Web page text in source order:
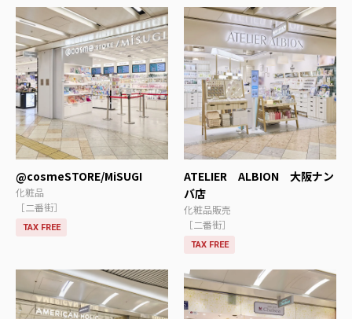
@cosmeSTORE/MiSUGI
化粧品
［二番街］
TAX FREE
ATELIER ALBION 大阪ナン
バ店
化粧品販売
［二番街］
TAX FREE